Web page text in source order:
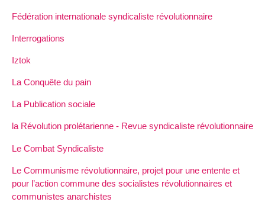
Fédération internationale syndicaliste révolutionnaire
Interrogations
Iztok
La Conquête du pain
La Publication sociale
la Révolution prolétarienne - Revue syndicaliste révolutionnaire
Le Combat Syndicaliste
Le Communisme révolutionnaire, projet pour une entente et
pour l’action commune des socialistes révolutionnaires et
communistes anarchistes